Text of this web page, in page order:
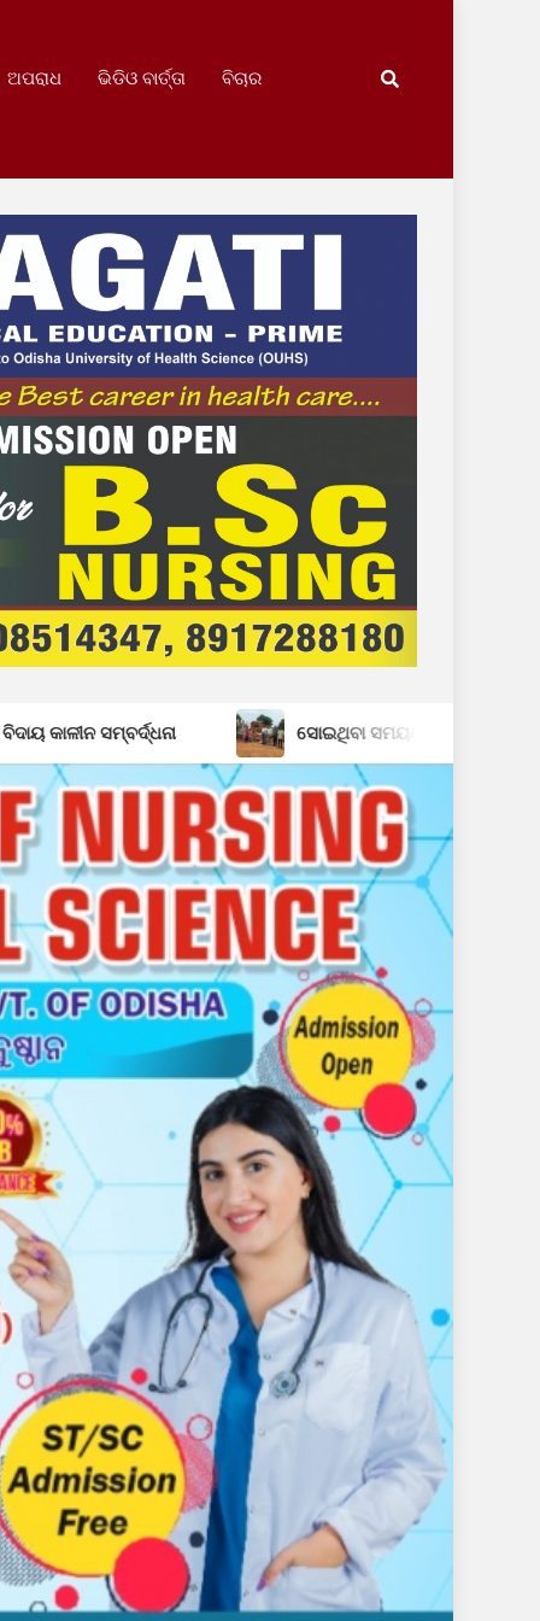
ଅପରାଧ ଭିଡିଓ ବାର୍ତ୍ତା ବିଚାର
ସୋଇଥିବା ସମୟରେ ଘରଭାଙ୍ଗି ଦେଲେ ହାତୀପଲ: ସ୍ୱାମୀ